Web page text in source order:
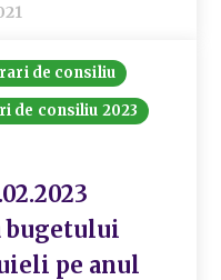
de consiliu
de consiliu 2023
bugetului
pe anul